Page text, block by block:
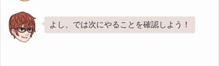
よし、では次にやることを確認しよう！